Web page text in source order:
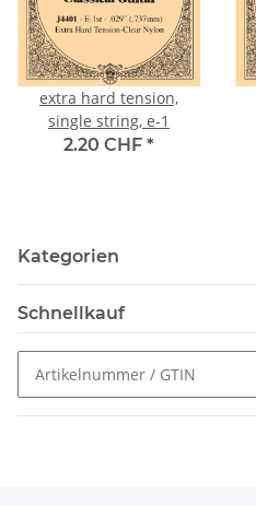
extra hard tension,
single string, e-1
2.20 CHF *
Kategorien
Schnellkauf